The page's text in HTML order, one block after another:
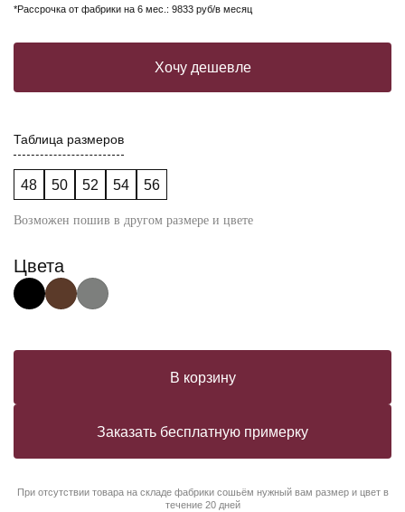
*Рассрочка от фабрики на 6 мес.: 9833 руб/в месяц
Хочу дешевле
Таблица размеров
48 50 52 54 56
Возможен пошив в другом размере и цвете
Цвета
В корзину
Заказать бесплатную примерку
При отсутствии товара на складе фабрики сошьём нужный вам размер и цвет в
течение 20 дней